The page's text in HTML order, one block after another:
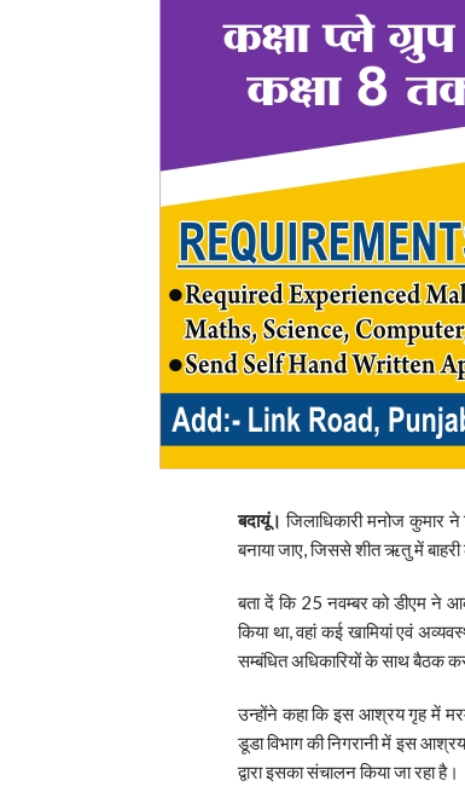
बदायूं। जिलाधिकारी मनोज कुमार
बनाया जाए, जिससे शीत ऋतु में
बता दें कि 25 नवम्बर को डीएम ने
किया था, वहां कई खामियां एवं
सम्बंधित अधिकारियों के साथ बैठक
उन्होंने कहा कि इस आश्रय गृह में
डूडा विभाग की निगरानी में इस
द्वारा इसका संचालन किया जा रहा है।